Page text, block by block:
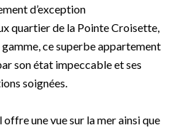
d’exception
quartier de la Pointe Croisette,
ce superbe appartement
son état impeccable et ses
soignées.
une vue sur la mer ainsi que